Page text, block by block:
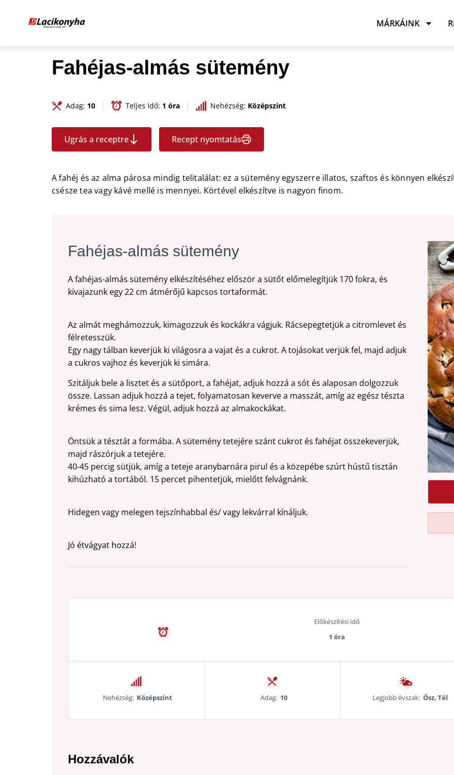
MÁRKÁINK
Fahéjas-almás sütemény
Adag: 10 Teljes Idő: 1 óra Nehézség: Középszint
Ugrás a receptre Recept nyomtatás
A fahéj és az alma párosa mindig telitalálat: ez a sütemény egyszerre illatos, szaftos és könnyen
csésze tea vagy kávé mellé is mennyei. Körtével elkészítve is nagyon finom.
Fahéjas-almás sütemény
A fahéjas-almás sütemény elkészítéséhez először a sütőt előmelegítjük 170 fokra, és
kivajazunk egy 22 cm átmérőjű kapcsos tortaformát.
Az almát meghámozzuk, kimagozzuk és kockákra vágjuk. Rácsepegtetjük a citromlevet és
félretesszük.
Egy nagy tálban keverjük ki világosra a vajat és a cukrot. A tojásokat verjük fel, majd adjuk
a cukros vajhoz és keverjük ki simára.
Szitáljuk bele a lisztet és a sütőport, a fahéjat, adjuk hozzá a sót és alaposan dolgozzuk
össze. Lassan adjuk hozzá a tejet, folyamatosan keverve a masszát, amíg az egész tészta
krémes és sima lesz. Végül, adjuk hozzá az almakockákat.
Öntsük a tésztát a formába. A sütemény tetejére szánt cukrot és fahéjat összekeverjük,
majd rászórjuk a tetejére.
40-45 percig sütjük, amíg a teteje aranybarnára pirul és a közepébe szúrt hústű tisztán
kihúzható a tortából. 15 percet pihentetjük, mielőtt felvágnánk.
Hidegen vagy melegen tejszínhabbal és/ vagy lekvárral kínáljuk.
Jó étvágyat hozzá!
Előkészítési idő
1 óra
Nehézség: Középszint Adag: 10 Legjobb évszak: Ősz, Tél
Hozzávalók